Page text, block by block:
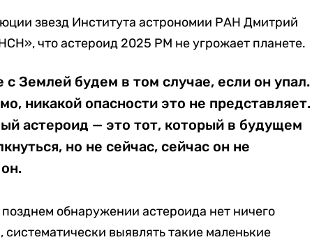
звезд Института астрономии РАН Дмитрий
что астероид 2025 PM не угрожает планете.
Землей будем в том случае, если он упал.
никакой опасности это не представляет.
астероид — это тот, который в будущем
но не сейчас, сейчас он не
обнаружении астероида нет ничего
систематически выявлять такие маленькие